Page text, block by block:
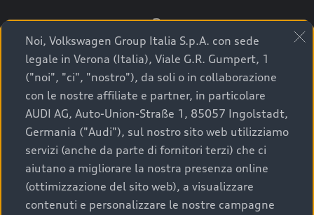
3
A breve verrai ricontattato dal Customer Care
Audi Center o direttamente dal Concessionario
che ti supporterà per finalizzare la tua richiesta.
La qualità di acquistare
un’auto usata Audi
Noi, Volkswagen Group Italia S.p.A. con sede
legale in Verona (Italia), Viale G.R. Gumpert, 1
("noi", "ci", "nostro"), da soli o in collaborazione
con le nostre affiliate e partner, in particolare
AUDI AG, Auto-Union-Straße 1, 85057 Ingolstadt,
Germania ("Audi"), sul nostro sito web utilizziamo
servizi (anche da parte di fornitori terzi) che ci
aiutano a migliorare la nostra presenza online
(ottimizzazione del sito web), a visualizzare
contenuti e personalizzare le nostre campagne